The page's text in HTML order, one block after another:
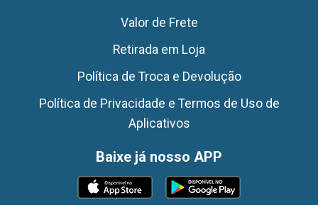
Valor de Frete
Retirada em Loja
Política de Troca e Devolução
Política de Privacidade e Termos de Uso de
Aplicativos
Baixe já nosso APP